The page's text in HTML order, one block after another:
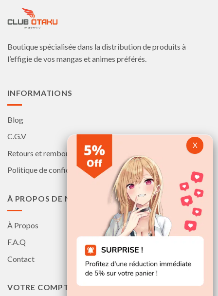
être
Boutique spécialisée dans la distribution de produits à
l’effigie de vos mangas et animes préférés.
INFORMATIONS
Blog
C.G.V
Retours et remboursements
Politique de confidentialité
À PROPOS DE NOUS
À Propos
F.A.Q
Contact
VOTRE COMPTE